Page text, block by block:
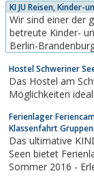
pflegen damit eine
sehen und
KI JU Reisen, Kinder-
Wir sind einer der
betreute Kinder-
Berlin-
Klassen- bzw.
Hostel Schweriner
Das Hostel am
Möglichkeiten
Ferienlager
Klassenfahrt
Das ultimative
Seen bietet
Sommer 2016 -